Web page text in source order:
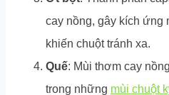
cay nồng, gây kích ứng
khiến chuột tránh xa.
Quế: Mùi thơm cay
trong những mùi chuột